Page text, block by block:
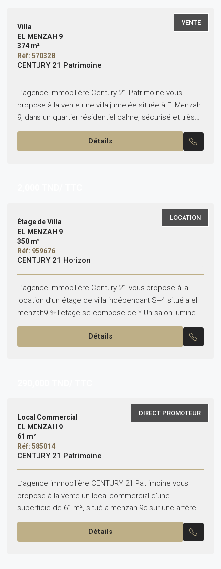
VENTE
Villa
EL MENZAH 9
374 m²
Réf: 570328
CENTURY 21 Patrimoine
L’agence immobilière Century 21 Patrimoine vous
propose à la vente une villa jumelée située à El Menzah
9, dans un quartier résidentiel calme, sécurisé et très
recherché. Caractéristiques du bien : Superficie...
Détails
LOCATION
Étage de Villa
EL MENZAH 9
350 m²
Réf: 959676
CENTURY 21 Horizon
L’agence immobilière Century 21 vous propose à la
location d’un étage de villa indépendant S+4 situé a el
menzah9 ✨ l’etage se compose de * Un salon lumineux
* quatres chambres à...
Détails
DIRECT PROMOTEUR
Local Commercial
EL MENZAH 9
61 m²
Réf: 585014
CENTURY 21 Patrimoine
L’agence immobilière CENTURY 21 Patrimoine vous
propose à la vente un local commercial d’une
superficie de 61 m², situé a menzah 9c sur une artère
principale , offrant une excellente visibilité pour...
Détails